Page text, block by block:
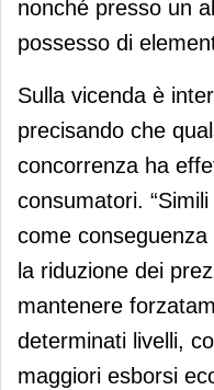
nonché presso un
possesso di
Sulla vicenda è
precisando che
concorrenza ha
consumatori.
come
la riduzione dei
mantenere
determinati livelli,
maggiori esborsi